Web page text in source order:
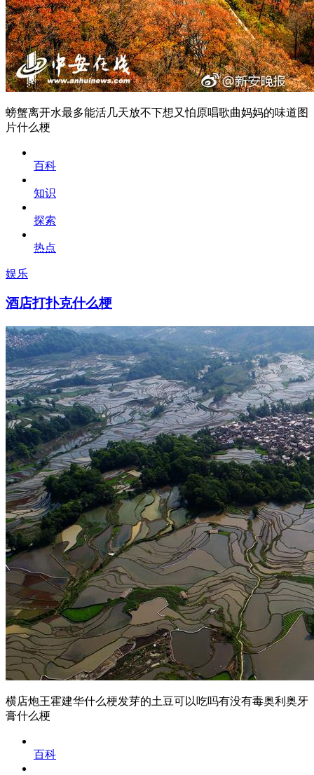
螃蟹离开水最多能活几天放不下想又怕原唱歌曲妈妈的味道图
片什么梗
百科
知识
探索
热点
娱乐
酒店打扑克什么梗
横店炮王霍建华什么梗发芽的土豆可以吃吗有没有毒奥利奥牙
膏什么梗
百科